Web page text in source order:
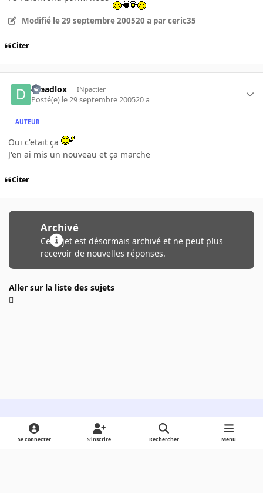
Modifié le 29 septembre 200520 a par ceric35
Citer
dreadlox INpactien
Posté(e) le 29 septembre 200520 a
AUTEUR
Oui c'etait ça
J'en ai mis un nouveau et ça marche
Citer
Archivé
Ce sujet est désormais archivé et ne peut plus
recevoir de nouvelles réponses.
Aller sur la liste des sujets
Light ModeDark ModeSystem Preference
Se connecter S’inscrire Rechercher Menu